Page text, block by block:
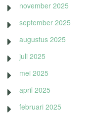
november 2025
september 2025
augustus 2025
juli 2025
mei 2025
april 2025
februari 2025